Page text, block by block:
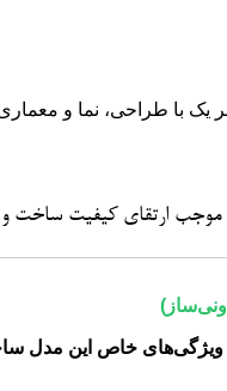
ارتقای کیفیت ساخت
ویژگی‌های خاص این مدل